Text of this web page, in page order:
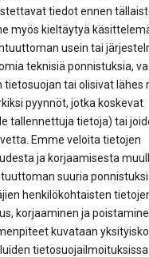
tiedot ennen
myös kieltäytyä
usein tai
teknisiä ponnistuksia,
tietosuojan tai olisivat lähes
pyynnöt, jotka koskevat
tallennettuja tietoja) tai
Emme veloita tietojen
ja korjaamisesta
suuria
henkilökohtaisten
korjaaminen ja
kuvataan